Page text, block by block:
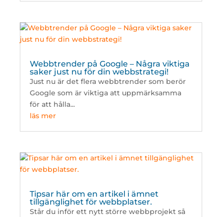
Webbtrender på Google – Några viktiga
saker just nu för din webbstrategi!
Just nu är det flera webbtrender som berör
Google som är viktiga att uppmärksamma
för att hålla...
läs mer
Tipsar här om en artikel i ämnet
tillgänglighet för webbplatser.
Står du inför ett nytt större webbprojekt så